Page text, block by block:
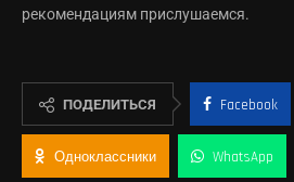
рекомендациям прислушаемся.
ПОДЕЛИТЬСЯ Facebook
Одноклассники WhatsApp